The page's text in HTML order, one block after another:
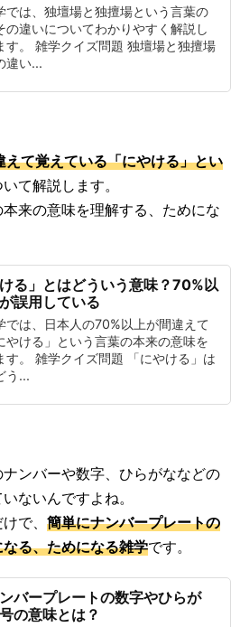
では、独壇場と独擅場という言葉の
の違いについてわかりやすく解説し
す。 雑学クイズ問題 独壇場と独擅場
違い...
て覚えている「にやける」とい
て解説します。
来の意味を理解する、ためにな
ける」とはどういう意味？70%以
誤用している
では、日本人の70%以上が間違えて
やける」という言葉の本来の意味を
す。 雑学クイズ問題 「にやける」は
う...
ンバーや数字、ひらがななどの
ないんですよね。
で、 簡単にナンバープレートの
る、ためになる雑学です。
バープレートの数字やひらが
の意味とは？